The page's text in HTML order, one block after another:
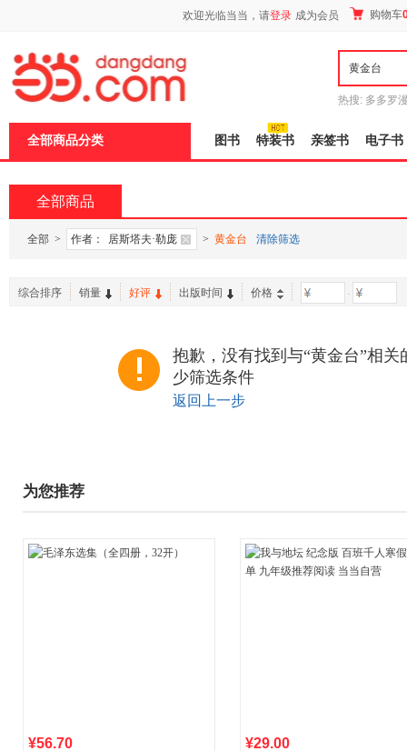
欢迎光临当当，请登录 成为会员 购物车
热搜: 多多罗
全部商品分类 图书 特装书 亲签书 电子书
全部商品
全部 > 作者： 居斯塔夫·勒庞 > 黄金台 清除筛选
综合排序 销量 好评 出版时间 价格 -
抱歉，没有找到与“黄金台”相
少筛选条件
返回上一步
为您推荐
¥56.70 ¥29.00
页
加